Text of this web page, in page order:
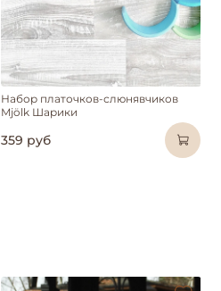
Набор платочков-слюнявчиков
Mjölk Шарики
359 руб